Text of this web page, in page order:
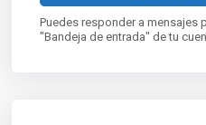
Puedes responder a mensajes
"Bandeja de entrada" de tu